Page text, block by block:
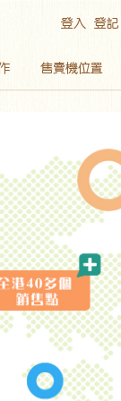
登入 登記
售賣機位置